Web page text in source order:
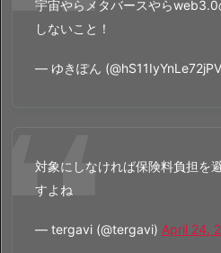
宇宙やらメタバースやら
しないこと！
— ゆきぽん
対象にしなければ保険料負担を
すよね
— tergavi (@tergavi) April 24,